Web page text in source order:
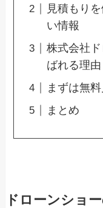
見積もり
い情報
株式会社
ばれる理由
まずは無
まとめ
ドローンショ